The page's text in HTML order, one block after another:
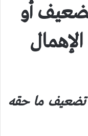
أو
تضعيف ما حقه